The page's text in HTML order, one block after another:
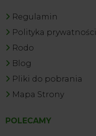
Regulamin
Polityka prywatności
Rodo
Blog
Pliki do pobrania
Mapa Strony
POLECAMY